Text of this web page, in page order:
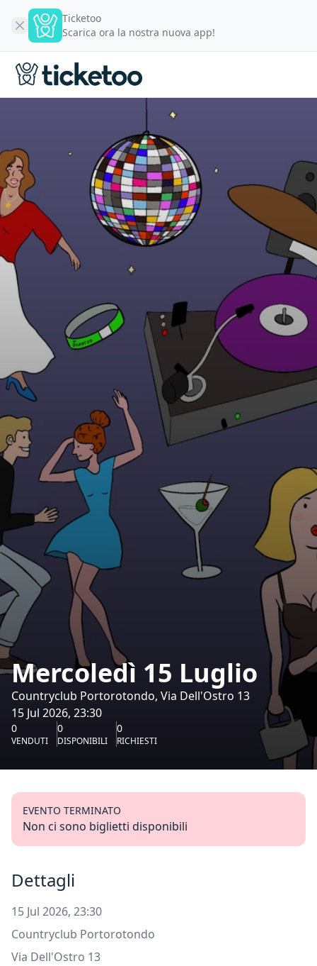
Ticketoo
Scarica ora la nostra nuova app!
Mercoledì 15 Luglio
Countryclub Portorotondo, Via Dell'Ostro 13
15 Jul 2026, 23:30
0
VENDUTI
0
DISPONIBILI
0
RICHIESTI
EVENTO TERMINATO
Non ci sono biglietti disponibili
Dettagli
15 Jul 2026, 23:30
Countryclub Portorotondo
Via Dell'Ostro 13